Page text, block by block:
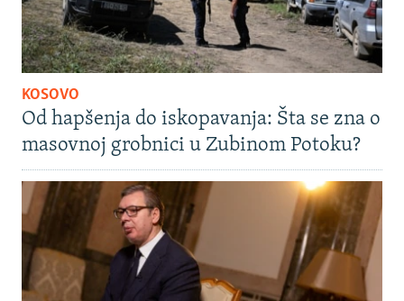
KOSOVO
Od hapšenja do iskopavanja: Šta se zna o
masovnoj grobnici u Zubinom Potoku?